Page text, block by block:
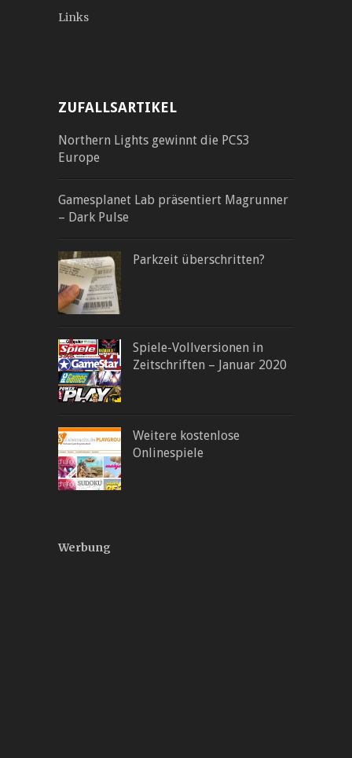
Links
ZUFALLSARTIKEL
Northern Lights gewinnt die PCS3
Europe
Gamesplanet Lab präsentiert Magrunner
– Dark Pulse
Parkzeit überschritten?
Spiele-Vollversionen in
Zeitschriften – Januar 2020
Weitere kostenlose
Onlinespiele
Werbung